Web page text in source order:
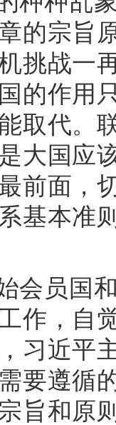
的宗旨
挑战一
的作用
取代。
大国应
前面，
基本准
会员国
作，自
习近平
要遵循
旨和原